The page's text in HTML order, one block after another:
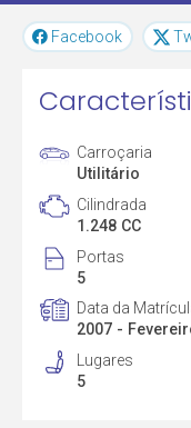
Facebook
Carroçaria
Utilitário
Cilindrada
1.248 CC
Portas
5
Data da
2007 -
Lugares
5